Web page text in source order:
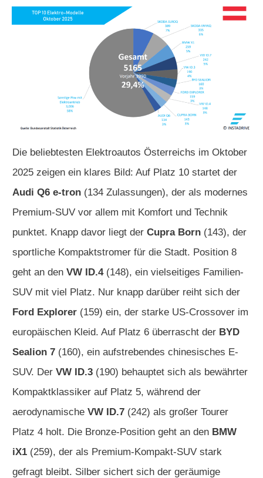
Die beliebtesten Elektroautos Österreichs im Oktober
2025 zeigen ein klares Bild: Auf Platz 10 startet der
Audi Q6 e-tron (134 Zulassungen), der als modernes
Premium-SUV vor allem mit Komfort und Technik
punktet. Knapp davor liegt der Cupra Born (143), der
sportliche Kompaktstromer für die Stadt. Position 8
geht an den VW ID.4(148), ein vielseitiges Familien-
SUV mit viel Platz. Nur knapp darüber reiht sich der
Ford Explorer (159) ein, der starke US-Crossover im
europäischen Kleid. Auf Platz 6 überrascht der BYD
Sealion 7 (160), ein aufstrebendes chinesisches E-
SUV. Der VW ID.3 (190) behauptet sich als bewährter
Kompaktklassiker auf Platz 5, während der
aerodynamische VW ID.7 (242) als großer Tourer
Platz 4 holt. Die Bronze-Position geht an den BMW
iX1 (259), der als Premium-Kompakt-SUV stark
gefragt bleibt. Silber sichert sich der geräumige